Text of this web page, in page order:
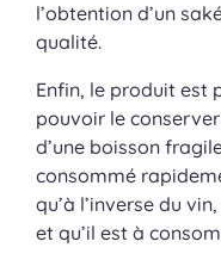
l’obtention d’un
qualité.
Enfin, le produit est
pouvoir le
d’une boisson
consommé
qu’à l’inverse du
et qu’il est à